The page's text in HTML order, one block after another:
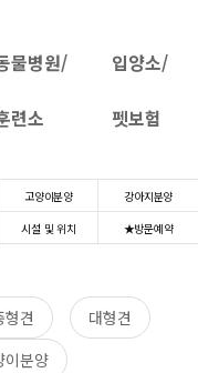
물병원/
련소
입양소/
펫보험
고양이분양
강아지분양
시설 및 위치 ★방문예약
형견
대형견
이분양